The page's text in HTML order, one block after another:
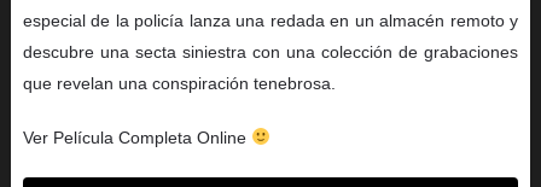
especial de la policía lanza una redada en un almacén remoto y
descubre una secta siniestra con una colección de grabaciones
que revelan una conspiración tenebrosa.
Ver Película Completa Online